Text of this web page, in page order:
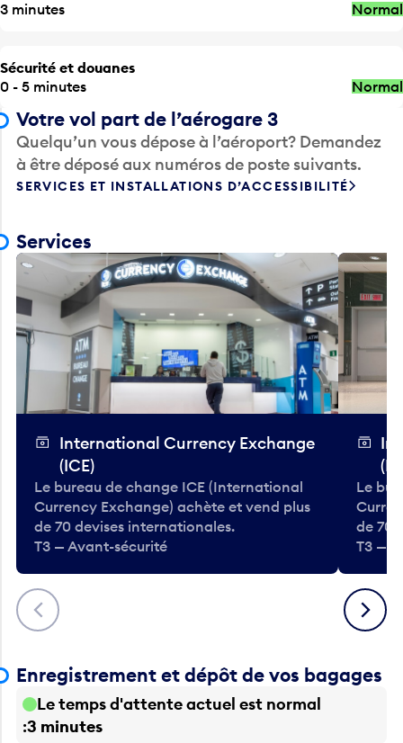
3 minutes
Normal
Sécurité et douanes
0 - 5 minutes
Normal
Votre vol part de l’aérogare 3
Quelqu’un vous dépose à l’aéroport? Demandez
à être déposé aux numéros de poste suivants.
SERVICES ET INSTALLATIONS D’ACCESSIBILITÉ
Services
Précédent
International Currency Exchange
(ICE)
Le bureau de change ICE (International
Currency Exchange) achète et vend plus
de 70 devises internationales.
T3 — Avant-sécurité
Le
de 70
T3 —
Suivant
Enregistrement et dépôt de vos bagages
Le temps d'attente actuel est normal
3 minutes